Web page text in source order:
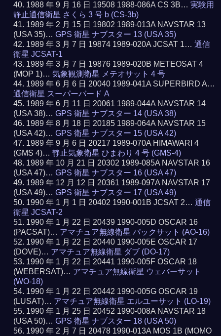
1988 年 9 月 16 日 19508 1988-086A CS 3B…実験用
静止通信衛星 さくら 3 号 b (CS-3b)
1989 年 2 月 15 日 19802 1989-013A NAVSTAR 13
(USA 35)…GPS 衛星 ナブスター 13 (USA 35)
1989 年 3 月 7 日 19874 1989-020A JCSAT 1…通信
衛星 JCSAT-1
1989 年 3 月 7 日 19876 1989-020B METEOSAT 4
(MOP 1)…気象観測衛星 メテオサット 4 号
1989 年 6 月 6 日 20040 1989-041A SUPERBIRD A…
通信衛星 スーパーバード A
1989 年 6 月 11 日 20061 1989-044A NAVSTAR 14
(USA 38)…GPS 衛星 ナブスター 14 (USA 38)
1989 年 8 月 18 日 20185 1989-064A NAVSTAR 15
(USA 42)…GPS 衛星 ナブスター 15 (USA 42)
1989 年 9 月 6 日 20217 1989-070A HIMAWARI 4
(GMS 4)…静止気象衛星 ひまわり 4 号 (GMS-4)
1989 年 10 月 21 日 20302 1989-085A NAVSTAR 16
(USA 47)…GPS 衛星 ナブスター 16 (USA 47)
1989 年 12 月 12 日 20361 1989-097A NAVSTAR 17
(USA 49)…GPS 衛星 ナブスター 17 (USA 49)
1990 年 1 月 1 日 20402 1990-001B JCSAT 2…通信
衛星 JCSAT-2
1990 年 1 月 22 日 20439 1990-005D OSCAR 16
(PACSAT)… アマチュア無線衛星 パックサット (AO-16)
1990 年 1 月 22 日 20440 1990-005E OSCAR 17
(DOVE)… アマチュア無線衛星 ダブ (DO-17)
1990 年 1 月 22 日 20441 1990-005F OSCAR 18
(WEBERSAT)… アマチュア無線衛星 ウェバーサット
(WO-18)
1990 年 1 月 22 日 20442 1990-005G OSCAR 19
(LUSAT)… アマチュア無線衛星 エルユーサット (LO-19)
1990 年 1 月 25 日 20452 1990-008A NAVSTAR 18
(USA 50)…GPS 衛星 ナブスター 18 (USA 50)
1990 年 2 月 7 日 20478 1990-013A MOS 1B (MOMO